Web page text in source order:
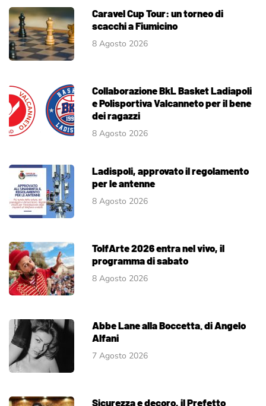
Caravel Cup Tour: un torneo di
scacchi a Fiumicino
8 Agosto 2026
Collaborazione BkL Basket Ladiapoli
e Polisportiva Valcanneto per il bene
dei ragazzi
8 Agosto 2026
Ladispoli, approvato il regolamento
per le antenne
8 Agosto 2026
TolfArte 2026 entra nel vivo, il
programma di sabato
8 Agosto 2026
Abbe Lane alla Boccetta. di Angelo
Alfani
7 Agosto 2026
Sicurezza e decoro, il Prefetto